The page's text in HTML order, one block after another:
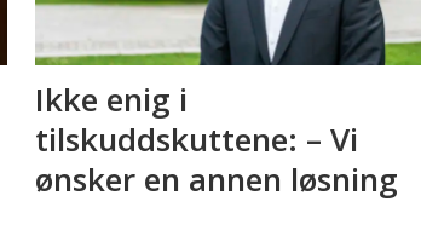
Ikke enig i
tilskuddskuttene: – Vi
ønsker en annen løsning